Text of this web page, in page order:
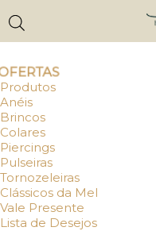
OFERTAS
Produtos
Anéis
Brincos
Colares
Piercings
Pulseiras
Tornozeleiras
Clássicos da Mel
Vale Presente
Lista de Desejos